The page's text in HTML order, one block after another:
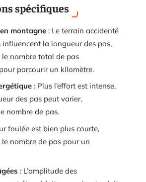
spécifiques
montagne : Le terrain accidenté
influencent la longueur des pas,
nombre total de pas
parcourir un kilomètre.
: Plus l’effort est intense,
des pas peut varier,
nombre de pas.
foulée est bien plus courte,
nombre de pas pour un
: L’amplitude des